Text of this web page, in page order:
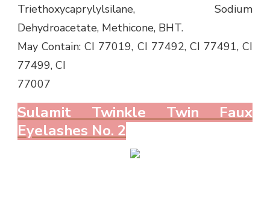
Triethoxycaprylylsilane, Sodium
Dehydroacetate, Methicone, BHT.
May Contain: CI 77019, CI 77492, CI 77491, CI
77499, CI
77007
Sulamit Twinkle Twin Faux
Eyelashes No. 2